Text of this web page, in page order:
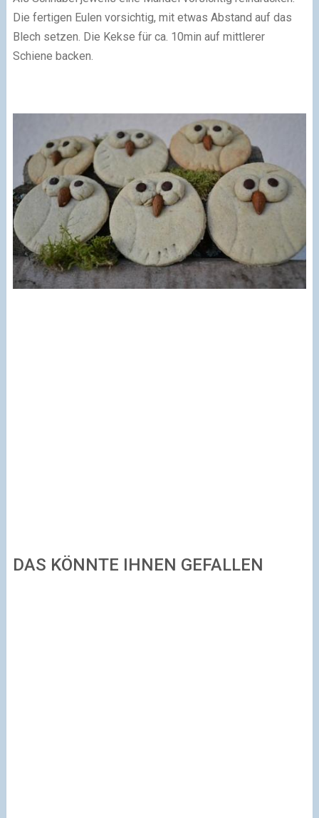
Die fertigen Eulen vorsichtig, mit etwas Abstand auf das
Blech setzen. Die Kekse für ca. 10min auf mittlerer
Schiene backen.
DAS KÖNNTE IHNEN GEFALLEN